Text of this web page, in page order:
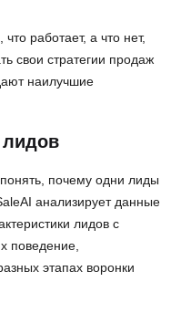
работает, а что нет,
свои стратегии продаж
наилучшие
лидов
почему одни лиды
анализирует данные
лидов с
поведение,
этапах воронки